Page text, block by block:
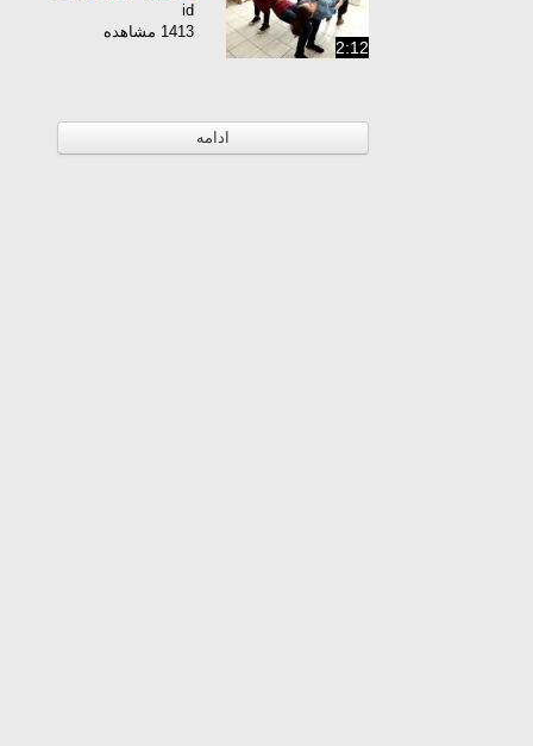
2:12
id
1413 مشاهده
ادامه